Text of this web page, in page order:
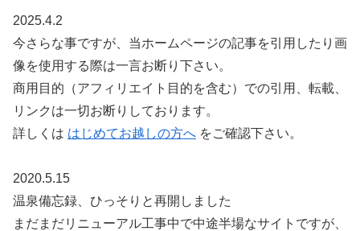
2025.4.2
今さらな事ですが、当ホームページの記事を引用したり画
像を使用する際は一言お断り下さい。
商用目的（アフィリエイト目的を含む）での引用、転載、
リンクは一切お断りしております。
詳しくは はじめてお越しの方へ をご確認下さい。
2020.5.15
温泉備忘録、ひっそりと再開しました
まだまだリニューアル工事中で中途半場なサイトですが、